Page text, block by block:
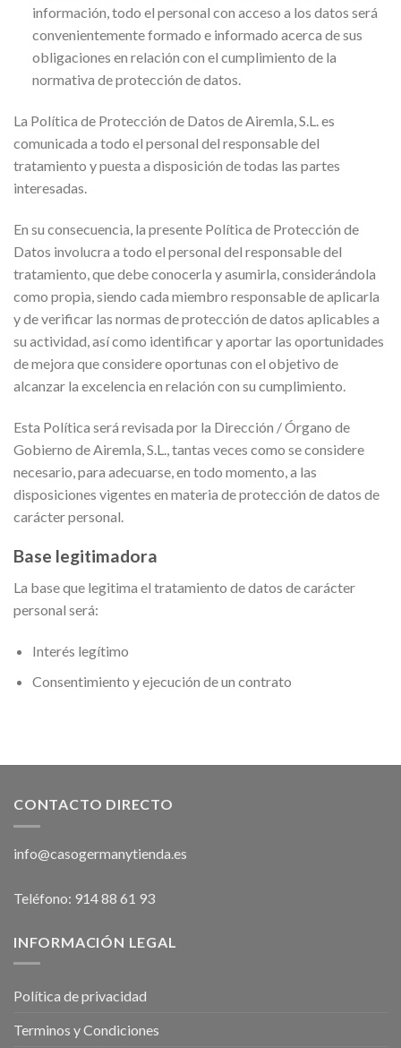
información, todo el personal con acceso a los datos será
convenientemente formado e informado acerca de sus
obligaciones en relación con el cumplimiento de la
normativa de protección de datos.
La Política de Protección de Datos de Airemla, S.L. es
comunicada a todo el personal del responsable del
tratamiento y puesta a disposición de todas las partes
interesadas.
En su consecuencia, la presente Política de Protección de
Datos involucra a todo el personal del responsable del
tratamiento, que debe conocerla y asumirla, considerándola
como propia, siendo cada miembro responsable de aplicarla
y de verificar las normas de protección de datos aplicables a
su actividad, así como identificar y aportar las oportunidades
de mejora que considere oportunas con el objetivo de
alcanzar la excelencia en relación con su cumplimiento.
Esta Política será revisada por la Dirección / Órgano de
Gobierno de Airemla, S.L., tantas veces como se considere
necesario, para adecuarse, en todo momento, a las
disposiciones vigentes en materia de protección de datos de
carácter personal.
Base legitimadora
La base que legitima el tratamiento de datos de carácter
personal será:
Interés legítimo
Consentimiento y ejecución de un contrato
CONTACTO DIRECTO
info@casogermanytienda.es
Teléfono: 914 88 61 93
INFORMACIÓN LEGAL
Política de privacidad
Terminos y Condiciones